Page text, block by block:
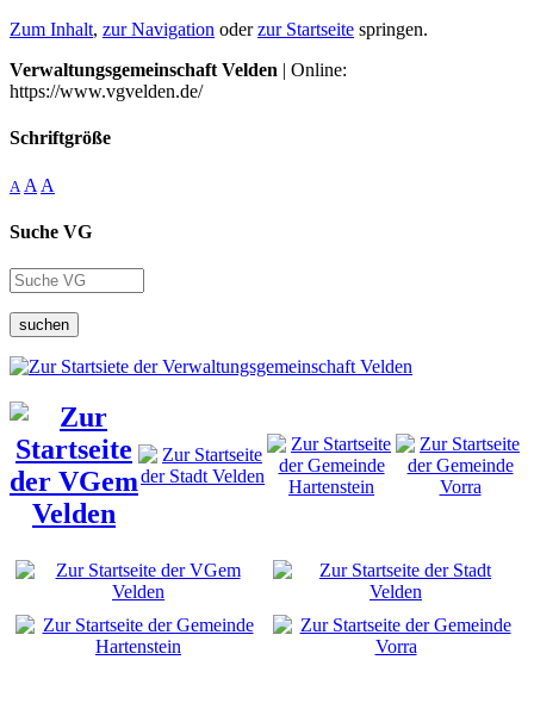
Zum Inhalt, zur Navigation oderzur Startseite springen.
Verwaltungsgemeinschaft Velden | Online:
https://www.vgvelden.de/
Schriftgröße
A A A
Suche VG
suchen